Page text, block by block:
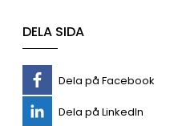
DELA SIDA
Dela på Facebook
Dela på LinkedIn